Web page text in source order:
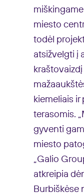
miesto
todėl
atsižvelgti į
kiemeliais
terasomis.
gyventi
miesto
„Galio
atkreipia
Burbiškėse